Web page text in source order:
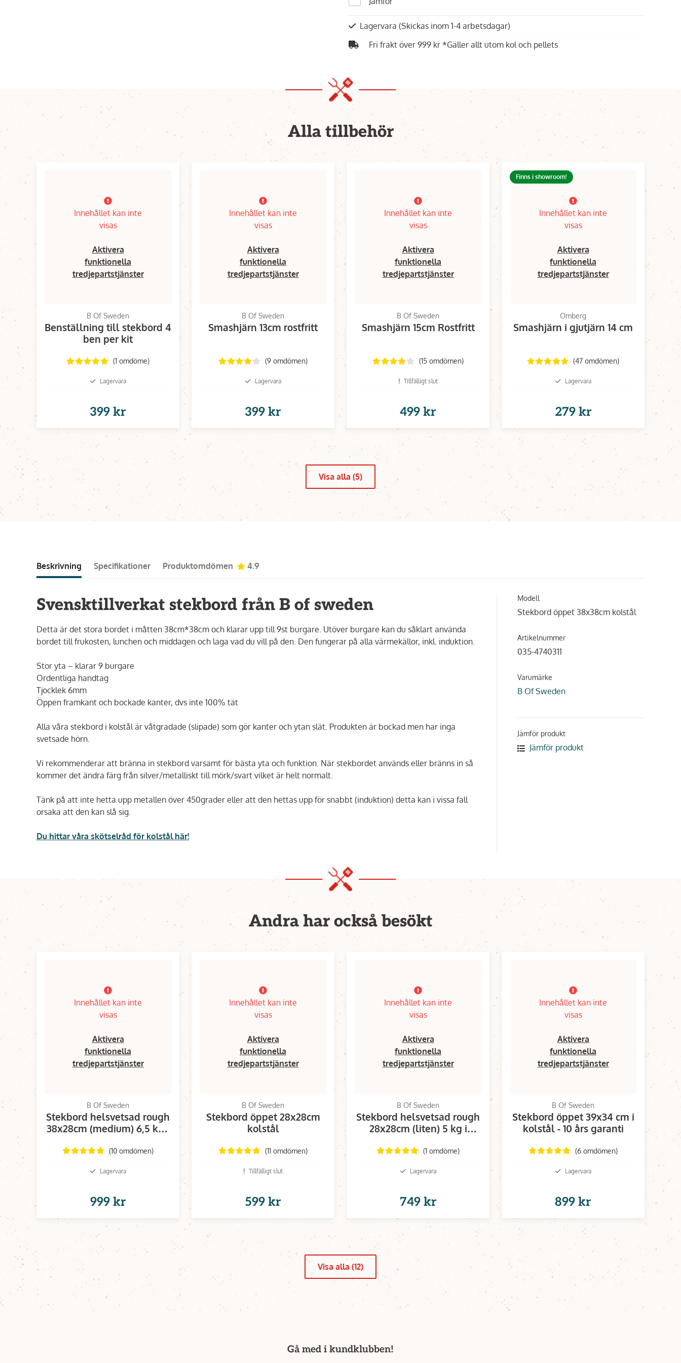
Lagervara (Skickas inom 1-4 arbetsdagar)
Fri frakt över 999 kr *Gäller allt utom kol och pellets
Alla tillbehör
Innehållet kan inte
visas
Aktivera
funktionella
tredjepartstjänster
B Of Sweden
Benställning till stekbord 4
ben per kit
(1 omdöme)
Lagervara
399 kr
Innehållet kan inte
visas
Aktivera
funktionella
tredjepartstjänster
B Of Sweden
Smashjärn 13cm rostfritt
(9 omdömen)
Lagervara
399 kr
Innehållet kan inte
visas
Aktivera
funktionella
tredjepartstjänster
B Of Sweden
Smashjärn 15cm Rostfritt
(15 omdömen)
Tillfälligt slut
499 kr
Finns i showroom!
Innehållet kan inte
visas
Aktivera
funktionella
tredjepartstjänster
Omberg
Smashjärn i gjutjärn 14 cm
(47 omdömen)
Lagervara
279 kr
Visa alla (5)
Beskrivning Specifikationer Produktomdömen 4.9
Svensktillverkat stekbord från B of sweden
Detta är det stora bordet i måtten 38cm*38cm och klarar upp till 9st burgare. Utöver burgare kan du såklart använda
bordet till frukosten, lunchen och middagen och laga vad du vill på den. Den fungerar på alla värmekällor, inkl. induktion.
Stor yta – klarar 9 burgare
Ordentliga handtag
Tjocklek 6mm
Öppen framkant och bockade kanter, dvs inte 100% tät
Alla våra stekbord i kolstål är våtgradade (slipade) som gör kanter och ytan slät. Produkten är bockad men har inga
svetsade hörn.
Vi rekommenderar att bränna in stekbord varsamt för bästa yta och funktion. När stekbordet används eller bränns in så
kommer det ändra färg från silver/metalliskt till mörk/svart vilket är helt normalt.
Tänk på att inte hetta upp metallen över 450grader eller att den hettas upp för snabbt (induktion) detta kan i vissa fall
orsaka att den kan slå sig.
Du hittar våra skötselråd för kolstål här!
Modell
Stekbord öppet 38x38cm kolstål
Artikelnummer
035-4740311
Varumärke
B Of Sweden
Jämför produkt
Jämför produkt
Andra har också besökt
Innehållet kan inte
visas
Aktivera
funktionella
tredjepartstjänster
B Of Sweden
Stekbord helsvetsad rough
38x28cm (medium) 6,5 kg i
(10 omdömen)
Lagervara
999 kr
Innehållet kan inte
visas
Aktivera
funktionella
tredjepartstjänster
B Of Sweden
Stekbord öppet 28x28cm
kolstål
(11 omdömen)
Tillfälligt slut
599 kr
Innehållet kan inte
visas
Aktivera
funktionella
tredjepartstjänster
B Of Sweden
Stekbord helsvetsad rough
28x28cm (liten) 5 kg i
(1 omdöme)
Lagervara
749 kr
Innehållet kan inte
visas
Aktivera
funktionella
tredjepartstjänster
B Of Sweden
Stekbord öppet 39x34 cm i
kolstål - 10 års garanti
(6 omdömen)
Lagervara
899 kr
Visa alla (12)
Gå med i kundklubben!